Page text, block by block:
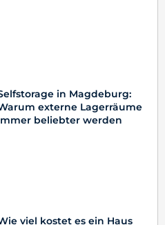
in Magdeburg:
externe Lagerräume
beliebter werden
viel kostet es ein Haus